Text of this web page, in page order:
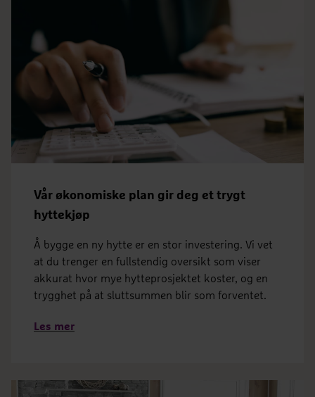
Vår økonomiske plan gir deg et trygt
hyttekjøp
Å bygge en ny hytte er en stor investering. Vi vet
at du trenger en fullstendig oversikt som viser
akkurat hvor mye hytteprosjektet koster, og en
trygghet på at sluttsummen blir som forventet.
Les mer